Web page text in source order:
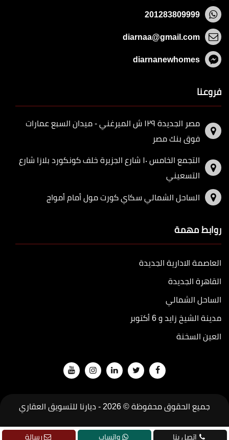
201283809999
diarnaa@gmail.com
diarnanewhomes
فروعنا
مصر الجديدة ١٢٩ ش الميرغني - ميدان السبع عمارات
فوق بنك مصر
التجمع الخامس ١٠ شارع الجزيرة خلف كونكورد بلازا شارع
التسعيني
الساحل الشمالي سكاي كورت مول أمام أمواج
روابط مهمة
العاصمة الادارية الجديدة
القاهرة الجديدة
الساحل الشمالي
مدينة الشيخ زايد و 6 أكتوبر
العين السخنة
جميع الحقوق محفوظة © 2026 -
ديارنا للتسويق العقاري
تطويرجودة اتصل بنا واتساب رسالة